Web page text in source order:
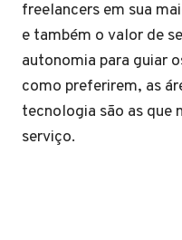
freelancers em sua
e também o valor de
autonomia para guiar
como preferirem, as
tecnologia são as que
serviço.